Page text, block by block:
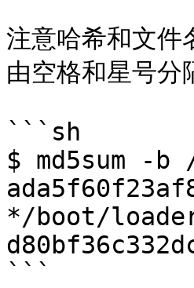
注意哈希和文件
由空格和星号分
```sh
$ md5sum -
*/boot/
```